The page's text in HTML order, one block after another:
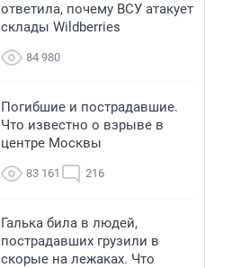
ответила, почему ВСУ атакует
склады Wildberries
84 980
Погибшие и пострадавшие.
Что известно о взрыве в
центре Москвы
83 161 216
Галька била в людей,
пострадавших грузили в
скорые на лежаках. Что